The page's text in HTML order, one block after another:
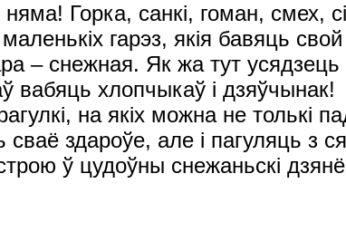
Горка, санкі, гоман, смех,
гарэз, якія бавяць
– снежная. Як жа тут
вабяць хлопчыкаў і
на якіх можна не толькі
здароўе, але і пагуляць з
ў цудоўны снежаньскі